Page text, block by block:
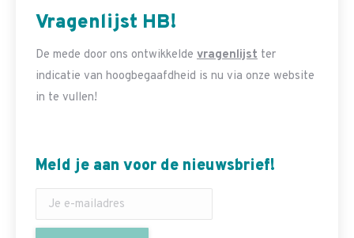
Vragenlijst HB!
De mede door ons ontwikkelde vragenlijst ter
indicatie van hoogbegaafdheid is nu via onze website
in te vullen!
Meld je aan voor de nieuwsbrief!